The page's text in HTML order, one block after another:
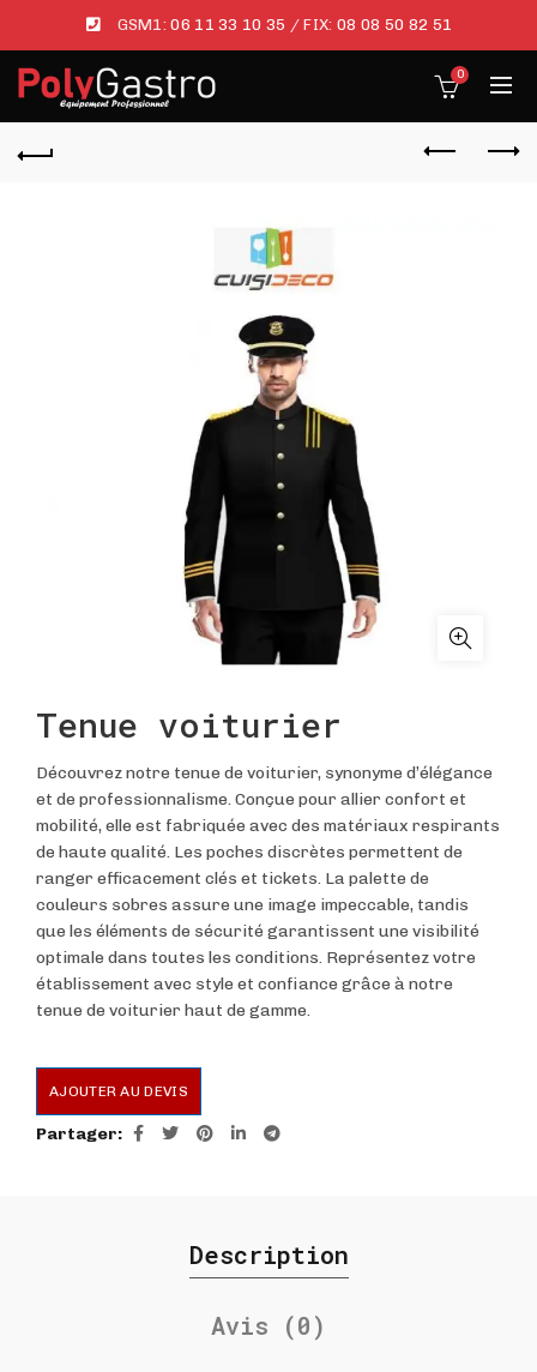
GSM1:06 11 33 10 35 / FIX: 08 08 50 82 51
0
Tenue voiturier
Découvrez notre tenue de voiturier, synonyme d’élégance
et de professionnalisme. Conçue pour allier confort et
mobilité, elle est fabriquée avec des matériaux respirants
de haute qualité. Les poches discrètes permettent de
ranger efficacement clés et tickets. La palette de
couleurs sobres assure une image impeccable, tandis
que les éléments de sécurité garantissent une visibilité
optimale dans toutes les conditions. Représentez votre
établissement avec style et confiance grâce à notre
tenue de voiturier haut de gamme.
AJOUTER AU DEVIS
Partager
Description
Avis (0)